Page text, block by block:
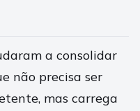
a consolidar
não precisa ser
mas carrega